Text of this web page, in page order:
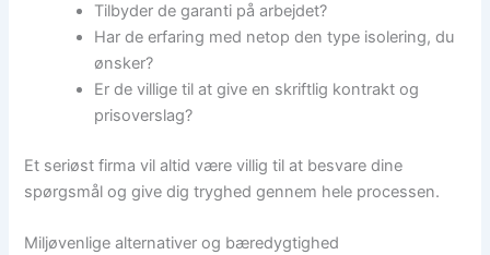
Tilbyder de garanti på arbejdet?
Har de erfaring med netop den type isolering, du
ønsker?
Er de villige til at give en skriftlig kontrakt og
prisoverslag?
Et seriøst firma vil altid være villig til at besvare dine
spørgsmål og give dig tryghed gennem hele processen.
Miljøvenlige alternativer og bæredygtighed